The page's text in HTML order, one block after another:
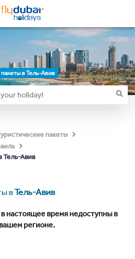
в Тель-Авив
пакеты
Тель-Авив
вТель-Авив
настоящее время недоступны в
вашем регионе.